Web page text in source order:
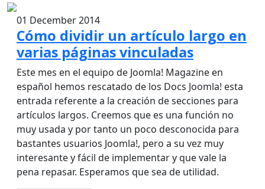
01 December 2014
Cómo dividir un artículo largo en
varias páginas vinculadas
Este mes en el equipo de Joomla! Magazine en
español hemos rescatado de los Docs Joomla! esta
entrada referente a la creación de secciones para
artículos largos. Creemos que es una función no
muy usada y por tanto un poco desconocida para
bastantes usuarios Joomla!, pero a su vez muy
interesante y fácil de implementar y que vale la
pena repasar. Esperamos que sea de utilidad.